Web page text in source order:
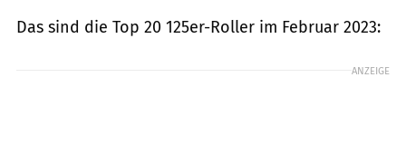
Das sind die Top 20 125er-Roller im Februar 2023:
ANZEIGE